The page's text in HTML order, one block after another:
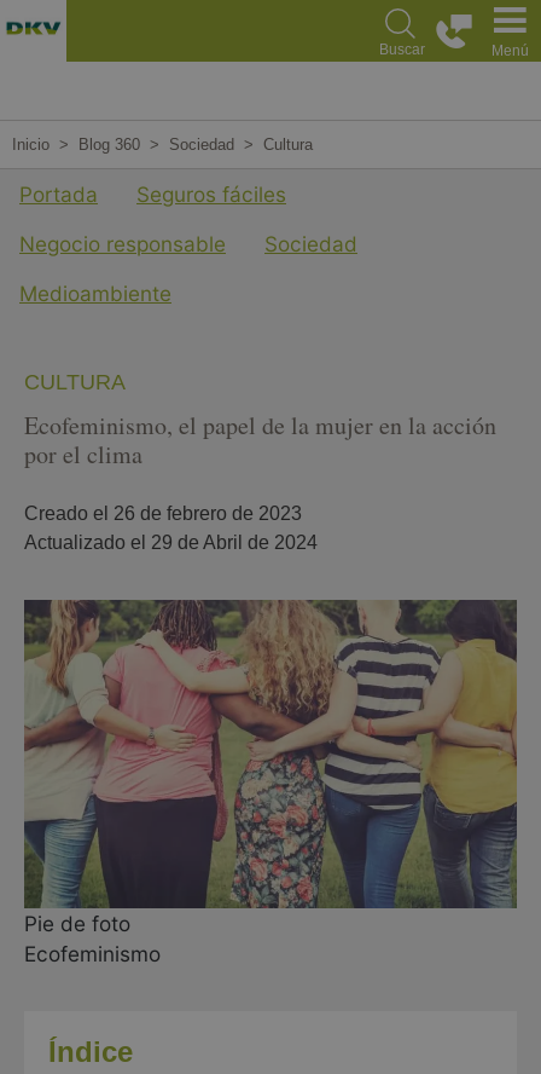
Buscar Menú
Inicio Blog 360 Sociedad Cultura
Menu cuarto nivel Blog
Portada
Seguros fáciles
Negocio responsable
Sociedad
Medioambiente
CULTURA
Ecofeminismo, el papel de la mujer en la acción
por el clima
Creado el 26 de febrero de 2023
Actualizado el 29 de Abril de 2024
Pie de foto
Ecofeminismo
Índice